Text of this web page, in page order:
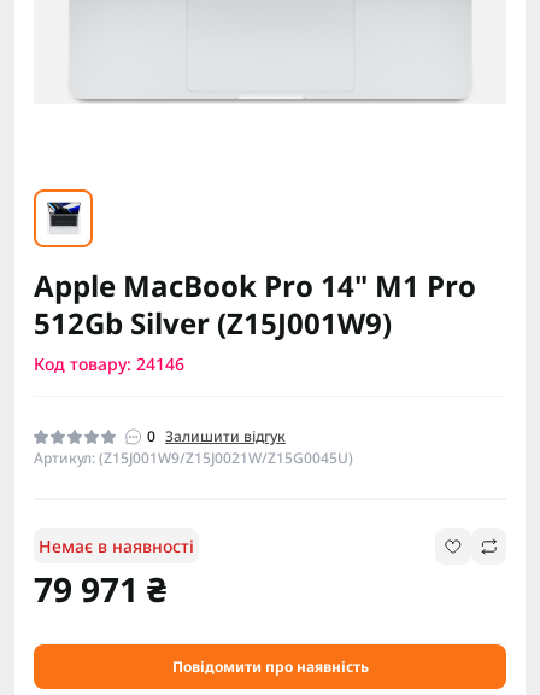
Apple MacBook Pro 14" M1 Pro
512Gb Silver (Z15J001W9)
Код товару: 24146
0 Залишити відгук
Артикул: (Z15J001W9/Z15J0021W/Z15G0045U)
Немає в наявності
79 971 ₴
Повідомити про наявність